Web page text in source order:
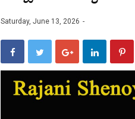
Saturday, June 13, 2026